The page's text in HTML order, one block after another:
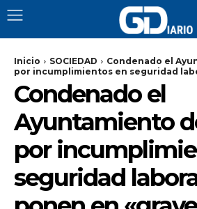
Inicio SOCIEDAD
Condenado el
por incumplimientos en seguridad
Condenado el
Ayuntamiento
por
seguridad